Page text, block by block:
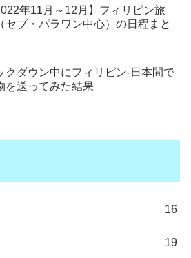
年11月～12月】フィリピン旅
セブ・パラワン中心）の日程まと
クダウン中にフィリピン-日本間で
を送ってみた結果
16
19